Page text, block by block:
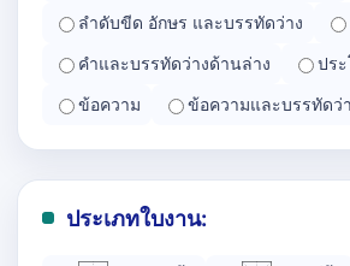
ลำดับขีด อักษร และบรรทัดว่าง
คำและบรรทัดว่างด้านล่าง
ปร
ข้อความ
ข้อความและบรรทัดว่
ประเภทใบงาน: